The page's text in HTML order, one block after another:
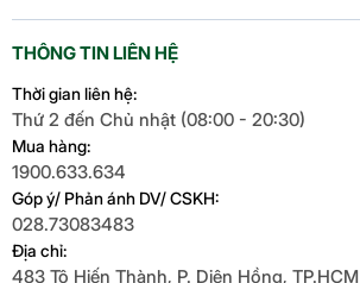
THÔNG TIN LIÊN HỆ
Thời gian liên hệ:
Thứ 2 đến Chủ nhật (08:00 - 20:30)
Mua hàng:
1900.633.634
Góp ý/ Phản ánh DV/ CSKH:
028.73083483
Địa chỉ:
483 Tô Hiến Thành, P. Diên Hồng, TP.HCM